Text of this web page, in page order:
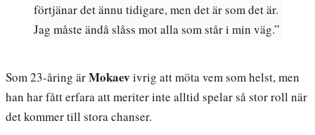
förtjänar det ännu tidigare, men det är som det är.
Jag måste ändå slåss mot alla som står i min väg.”
Som 23-åring ärMokaevivrig att möta vem som helst, men
han har fått erfara att meriter inte alltid spelar så stor roll när
det kommer till stora chanser.